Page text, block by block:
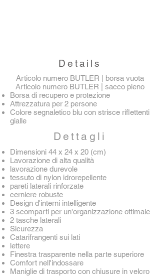
Details
Articolo numero BUTLER | borsa vuota
Articolo numero BUTLER | sacco pieno
Borsa di recupero e protezione
Attrezzatura per 2 persone
Colore segnaletico blu con strisce riflettenti
gialle
Dettagli
Dimensioni 44 x 24 x 20 (cm)
Lavorazione di alta qualità
lavorazione durevole
tessuto di nylon idrorepellente
pareti laterali rinforzate
cerniere robuste
Design d'interni intelligente
3 scomparti per un'organizzazione ottimale
2 tasche laterali
Sicurezza
Catarifrangenti sui lati
lettere
Finestra trasparente nella parte superiore
Comfort nell'indossare
Maniglie di trasporto con chiusure in velcro